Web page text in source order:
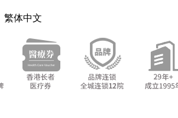
繁体中文